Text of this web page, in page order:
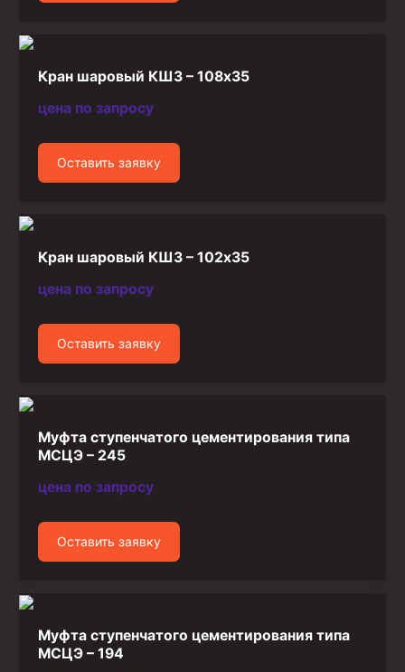
Рукава буровые
Стропы
Стропы канатные ВК
Стропы канатные
Элементы линии обвязки
Кран шаровый КШЗ – 108х35
цена по запросу
Оставить заявку
Кран шаровый КШЗ – 102х35
цена по запросу
Оставить заявку
Муфта ступенчатого цементирования типа
МСЦЭ – 245
цена по запросу
Оставить заявку
Муфта ступенчатого цементирования типа
МСЦЭ – 194